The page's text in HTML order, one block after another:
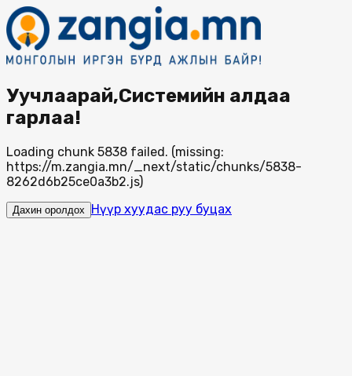
Уучлаарай,Системийн алдаа
гарлаа!
Loading chunk 5838 failed. (missing:
https://m.zangia.mn/_next/static/chunks/5838-
8262d6b25ce0a3b2.js)
Дахин оролдох Нүүр хуудас руу буцах